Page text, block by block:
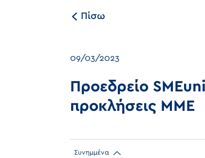
Πίσω
09/03/2023
Προεδρείο
προκλήσεις ΜΜΕ
Συνημμένα